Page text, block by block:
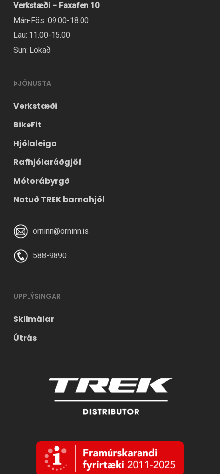
Verkstæði – Faxafen 10
Mán-Fös: 09.00-18.00
Lau: 11.00-15.00
Sun: Lokað
ÞJÓNUSTA
Verkstæði
BikeFit
Hjólaleiga
Rafhjólaráðgjöf
Mótorábyrgð
Notuð TREK barnahjól
orninn@orninn.is
588-9890
UPPLÝSINGAR
Skilmálar
Útrás